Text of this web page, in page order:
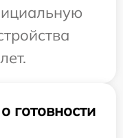
готовности